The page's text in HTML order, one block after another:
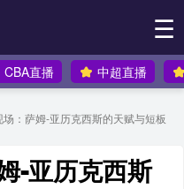
☰
CBA直播 中超直播
场：萨姆-亚历克西斯的天赋与短板
-亚历克西斯